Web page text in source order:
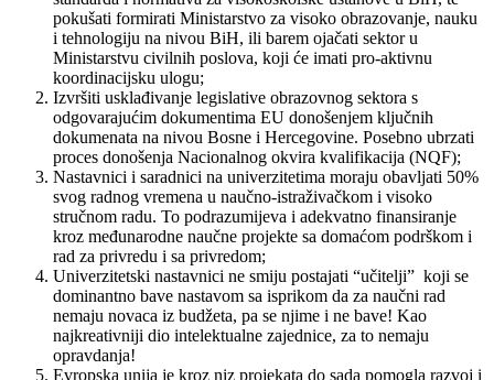
pokušati formirati Ministarstvo za visoko obrazovanje, nauku
i tehnologiju na nivou BiH, ili barem ojačati sektor u
Ministarstvu civilnih poslova, koji će imati pro-aktivnu
koordinacijsku ulogu;
Izvršiti usklađivanje legislative obrazovnog sektora s
odgovarajućim dokumentima EU donošenjem ključnih
dokumenata na nivou Bosne i Hercegovine. Posebno ubrzati
proces donošenja Nacionalnog okvira kvalifikacija (NQF);
Nastavnici i saradnici na univerzitetima moraju obavljati 50%
svog radnog vremena u naučno-istraživačkom i visoko
stručnom radu. To podrazumijeva i adekvatno finansiranje
kroz međunarodne naučne projekte sa domaćom podrškom i
rad za privredu i sa privredom;
Univerzitetski nastavnici ne smiju postajati “učitelji” koji se
dominantno bave nastavom sa isprikom da za naučni rad
nemaju novaca iz budžeta, pa se njime i ne bave! Kao
najkreativniji dio intelektualne zajednice, za to nemaju
opravdanja!
Evropska unija je kroz niz projekata do sada pomogla razvoj i